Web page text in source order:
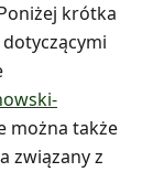
krótka
można także
związany z